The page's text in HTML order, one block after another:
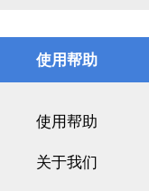
使用帮助
使用帮助
关于我们